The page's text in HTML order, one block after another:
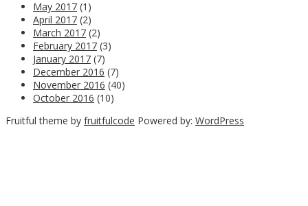
May 2017 (1)
April 2017 (2)
March 2017 (2)
February 2017 (3)
January 2017 (7)
December 2016 (7)
November 2016 (40)
October 2016 (10)
Fruitful theme by fruitfulcode Powered by: WordPress